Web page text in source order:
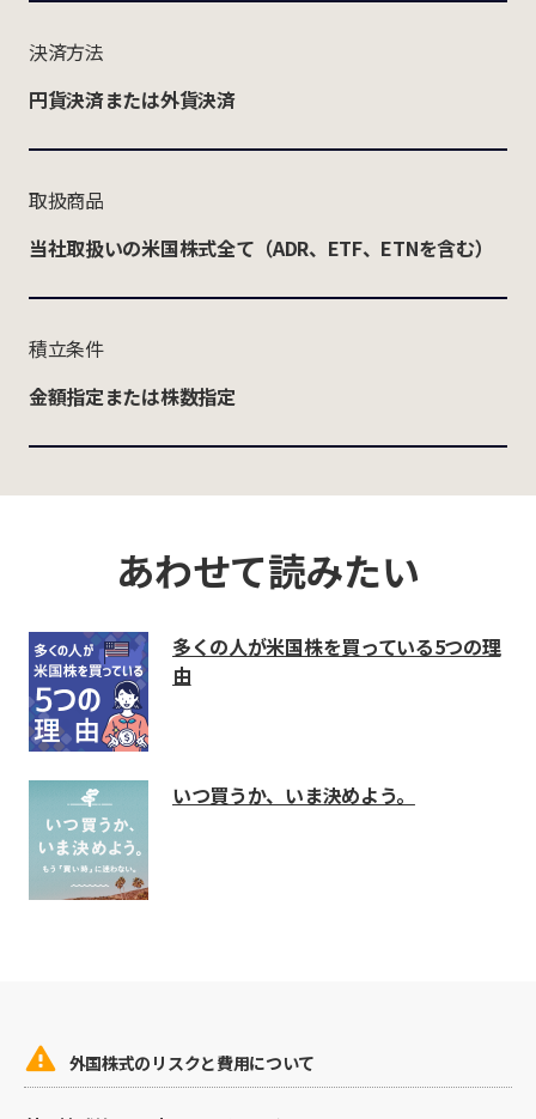
決済方法
円貨決済または外貨決済
取扱商品
当社取扱いの米国株式全て（ADR、ETF、ETNを含む）
積立条件
金額指定または株数指定
あわせて読みたい
多くの人が米国株を買っている5つの理
由
いつ買うか、いま決めよう。
 外国株式のリスクと費用について